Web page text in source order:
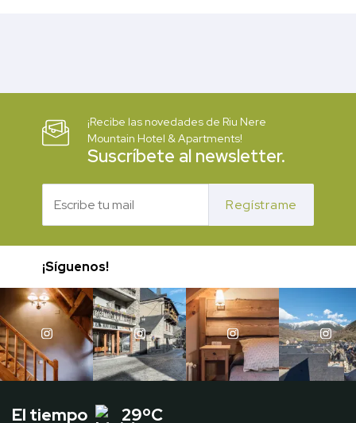
¡Recibe las novedades de Riu Nere
Mountain Hotel & Apartments!
Suscríbete al newsletter.
Regístrame
¡Síguenos!
El tiempo 29ºC